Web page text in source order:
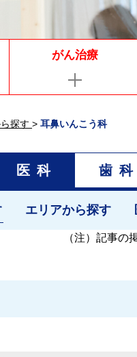
がん治療
探す > 耳鼻いんこう科
医科 歯科
エリアから探す
（注） 記事の